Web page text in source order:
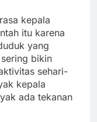
kepala
itu karena
yang
bikin
sehari-
kepala
ada tekanan